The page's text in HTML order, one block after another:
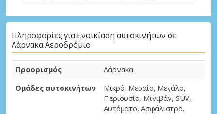
Πληροφορίες για Ενοικίαση αυτοκινήτων σε
Λάρνακα Αεροδρόμιο
Προορισμός
Λάρνακα
Ομάδες αυτοκινήτων
Μικρό, Μεσαίο, Μεγάλο,
Περιουσία, Μινιβάν, SUV,
Αυτόματο, Ασφάλιστρο.